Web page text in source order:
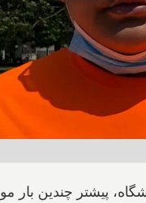
پیشتر چندین بار